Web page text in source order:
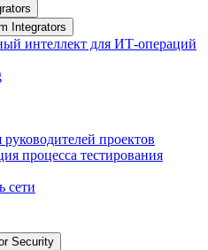
Integrators
интеллект для ИТ-операций
проектов
процесса тестирования
сети
Security